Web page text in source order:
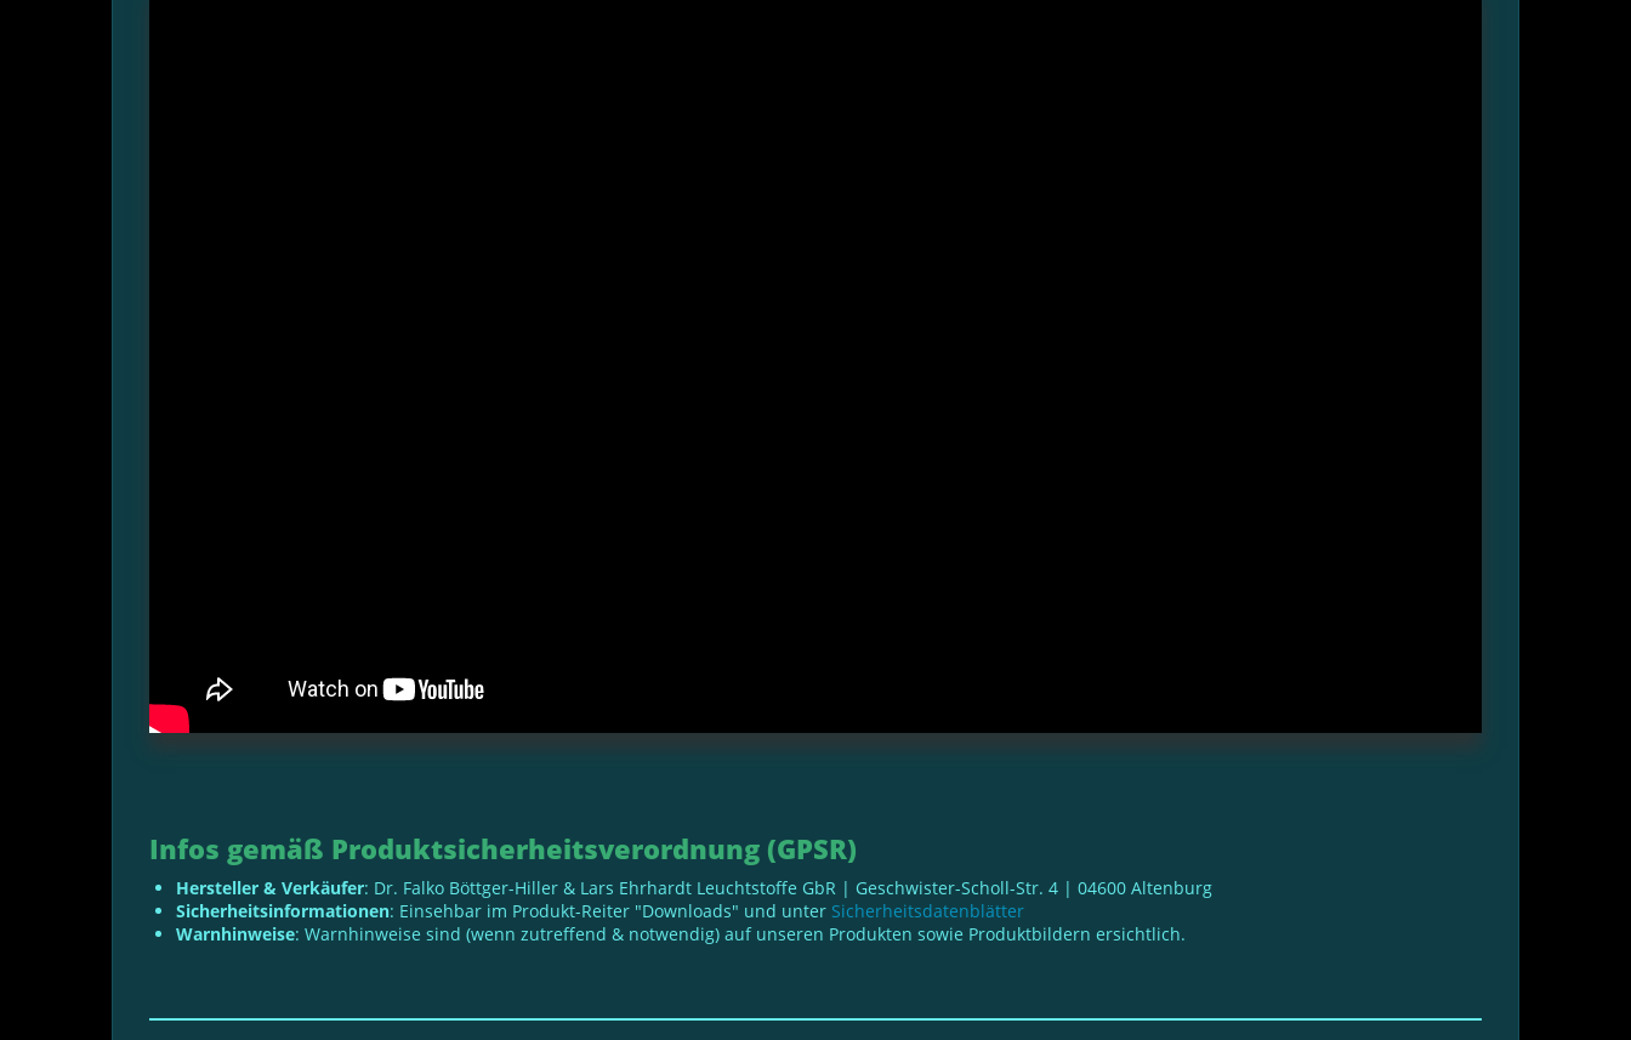
Infos gemäß Produktsicherheitsverordnung (GPSR)
Hersteller & Verkäufer: Dr. Falko Böttger-Hiller & Lars Ehrhardt Leuchtstoffe GbR | Geschwister-Scholl-Str. 4 | 04600 Altenburg
Sicherheitsinformationen: Einsehbar im Produkt-Reiter "Downloads" und unter Sicherheitsdatenblätter
Warnhinweise: Warnhinweise sind (wenn zutreffend & notwendig) auf unseren Produkten sowie Produktbildern ersichtlich.